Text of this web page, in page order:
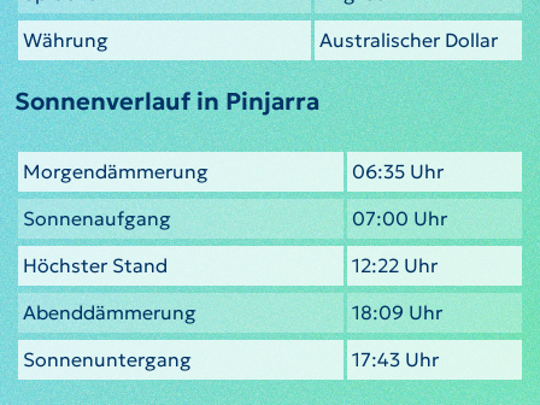
Währung
Australischer Dollar
Sonnenverlauf in Pinjarra
Morgendämmerung
06:35 Uhr
Sonnenaufgang
07:00 Uhr
Höchster Stand
12:22 Uhr
Abenddämmerung
18:09 Uhr
Sonnenuntergang
17:43 Uhr